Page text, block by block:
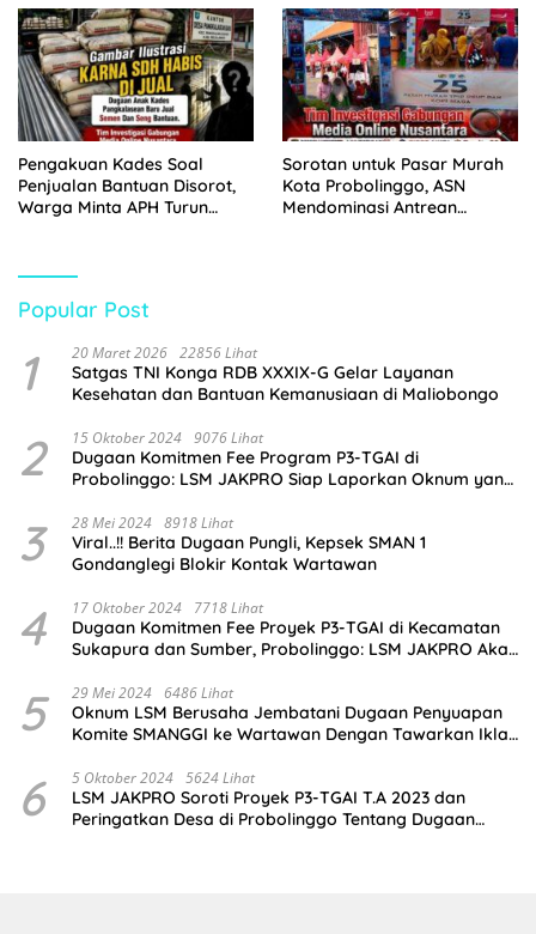
Pengakuan Kades Soal
Penjualan Bantuan Disorot,
Warga Minta APH Turun
Sorotan untuk Pasar Murah
Kota Probolinggo, ASN
Mendominasi Antrean
Popular Post
1 20 Maret 2026 22856 Lihat
Satgas TNI Konga RDB XXXIX-G Gelar Layanan
Kesehatan dan Bantuan Kemanusiaan di Maliobongo
2 15 Oktober 2024 9076 Lihat
Dugaan Komitmen Fee Program P3-TGAI di
Probolinggo: LSM JAKPRO Siap Laporkan Oknum yang
3 28 Mei 2024 8918 Lihat
Viral..!! Berita Dugaan Pungli, Kepsek SMAN 1
Gondanglegi Blokir Kontak Wartawan
4 17 Oktober 2024 7718 Lihat
Dugaan Komitmen Fee Proyek P3-TGAI di Kecamatan
Sukapura dan Sumber, Probolinggo: LSM JAKPRO Akan
5 29 Mei 2024 6486 Lihat
Oknum LSM Berusaha Jembatani Dugaan Penyuapan
Komite SMANGGI ke Wartawan Dengan Tawarkan Iklan
6 5 Oktober 2024 5624 Lihat
LSM JAKPRO Soroti Proyek P3-TGAI T.A 2023 dan
Peringatkan Desa di Probolinggo Tentang Dugaan